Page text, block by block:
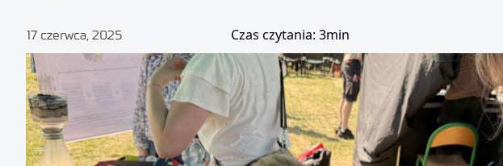
17 czerwca, 2025 Czas czytania: 3min